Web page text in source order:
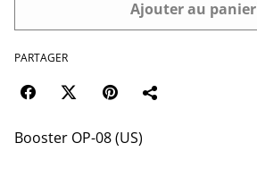
Ajouter au panier
PARTAGER
Booster OP-08 (US)